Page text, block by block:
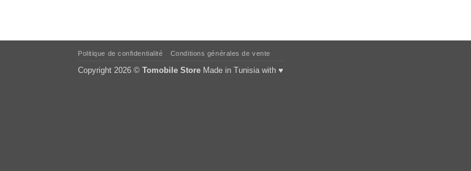
Politique de confidentialité Conditions générales de vente
Copyright 2026 © Tomobile Store Made in Tunisia with ♥